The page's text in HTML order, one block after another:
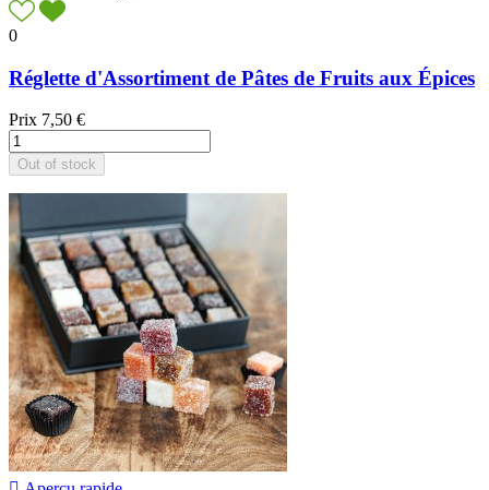
0
Réglette d'Assortiment de Pâtes de Fruits aux Épices
Prix 7,50 €
Out of stock